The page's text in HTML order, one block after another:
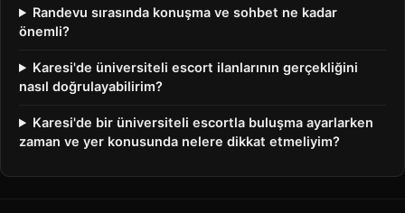
Randevu sırasında konuşma ve sohbet ne kadar
önemli?
Karesi'de üniversiteli escort ilanlarının gerçekliğini
nasıl doğrulayabilirim?
Karesi'de bir üniversiteli escortla buluşma ayarlarken
zaman ve yer konusunda nelere dikkat etmeliyim?